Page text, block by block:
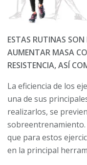
ESTAS RUTINAS SON
AUMENTAR MASA
RESISTENCIA, ASÍ
La eficiencia de los
una de sus
realizarlos, se
que para estos
en la principal